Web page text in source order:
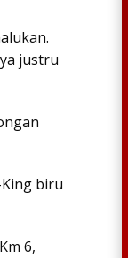
justru
biru
6,